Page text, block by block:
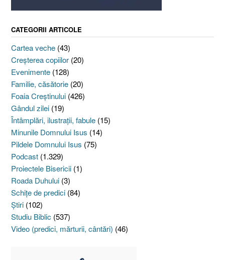
CATEGORII ARTICOLE
Cartea veche (43)
Creşterea copiilor (20)
Evenimente (128)
Familie, căsătorie (20)
Foaia Creştinului (426)
Gândul zilei (19)
Întâmplări, ilustraţii, fabule (15)
Minunile Domnului Isus (14)
Pildele Domnului Isus (75)
Podcast (1.329)
Proiectele Bisericii (1)
Roada Duhului (3)
Schiţe de predici (84)
Ştiri (102)
Studiu Biblic (537)
Video (predici, mărturii, cântări) (46)